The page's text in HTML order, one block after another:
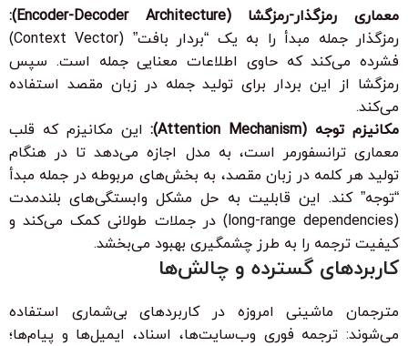
معماری رمزگذار-رمزگشا (Encoder-Decoder Architecture):
رمزگذار جمله مبدأ را به یک “بردار بافت” (Context Vector)
فشرده می‌کند که حاوی اطلاعات معنایی جمله است. سپس
رمزگشا از این بردار برای تولید جمله در زبان مقصد استفاده
می‌کند.
مکانیزم توجه (Attention Mechanism):
این مکانیزم که قلب
معماری ترانسفورمر است، به مدل اجازه می‌دهد تا در هنگام
تولید هر کلمه در زبان مقصد، به بخش‌های مربوطه در جمله مبدأ
“توجه” کند. این قابلیت به حل مشکل وابستگی‌های بلندمدت
(long-range dependencies) در جملات طولانی کمک می‌کند و
کیفیت ترجمه را به طرز چشمگیری بهبود می‌بخشد.
کاربردهای گسترده و چالش‌ها
مترجمان ماشینی امروزه در کاربردهای بی‌شماری استفاده
می‌شوند: ترجمه فوری وب‌سایت‌ها، اسناد، ایمیل‌ها و پیام‌ها؛